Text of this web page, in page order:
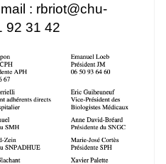
: rbriot@chu-
92 31 42